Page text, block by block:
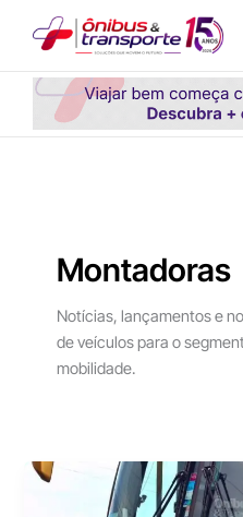
conteúdo
Montadoras
Notícias, lançamentos e
de veículos para o
mobilidade.